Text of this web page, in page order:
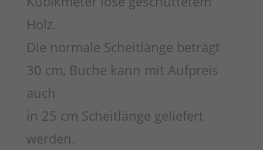
Holz.
Die normale Scheitlänge beträgt
30 cm, Buche kann mit Aufpreis
auch
in 25 cm Scheitlänge geliefert
werden.